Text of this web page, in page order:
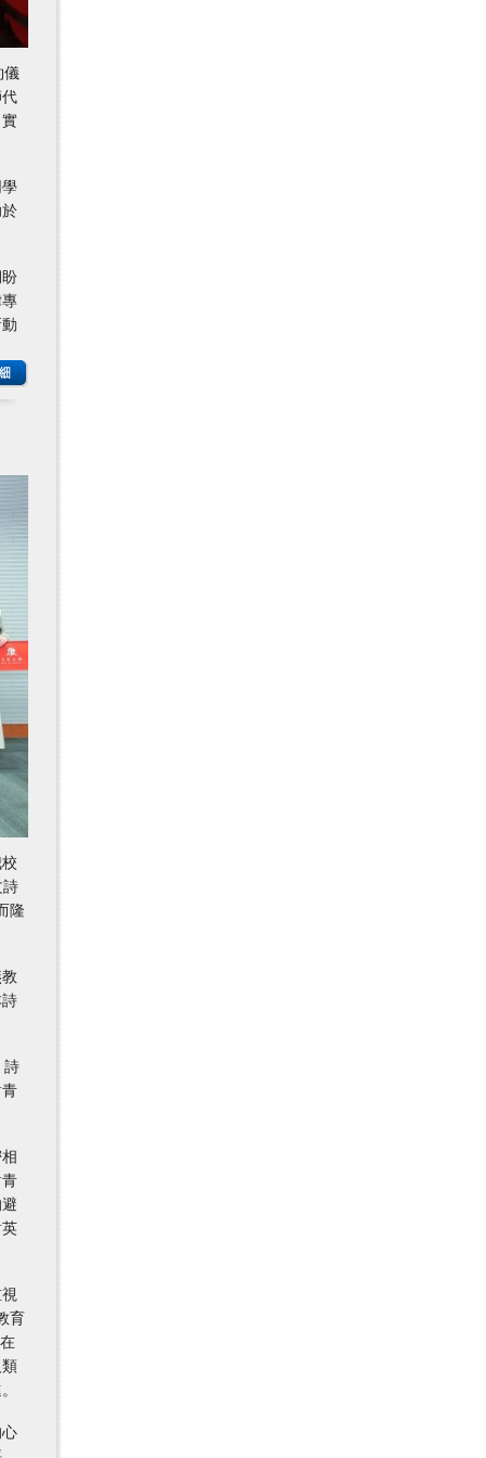
儀
隆
詩
育